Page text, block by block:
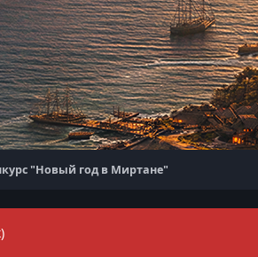
"Новый год в Миртане"